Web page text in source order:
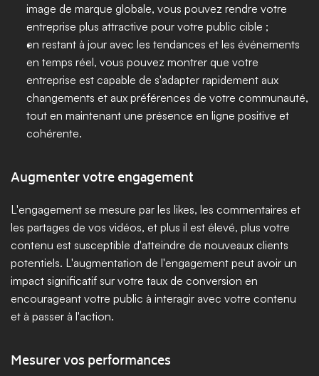
image de marque globale, vous pouvez rendre votre
entreprise plus attractive pour votre public cible ;
en restant à jour avec les tendances et les événements
en temps réel, vous pouvez montrer que votre
entreprise est capable de s'adapter rapidement aux
changements et aux préférences de votre communauté,
tout en maintenant une présence en ligne positive et
cohérente.
Augmenter votre engagement
L'engagement se mesure par les likes, les commentaires et
les partages de vos vidéos, et plus il est élevé, plus votre
contenu est susceptible d'atteindre de nouveaux clients
potentiels. L'augmentation de l'engagement peut avoir un
impact significatif sur votre taux de conversion en
encourageant votre public à interagir avec votre contenu
et à passer à l'action.
Mesurer vos performances